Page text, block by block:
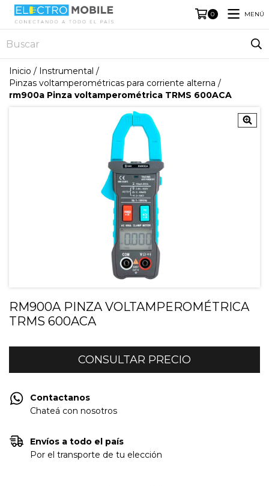
0 MENÚ
Inicio / Instrumental /
Pinzas voltamperométricas para corriente alterna /
rm900a Pinza voltamperométrica TRMS 600ACA
RM900A PINZA VOLTAMPEROMÉTRICA
TRMS 600ACA
Contactanos
Chateá con nosotros
Envíos a todo el país
Por el transporte de tu elección